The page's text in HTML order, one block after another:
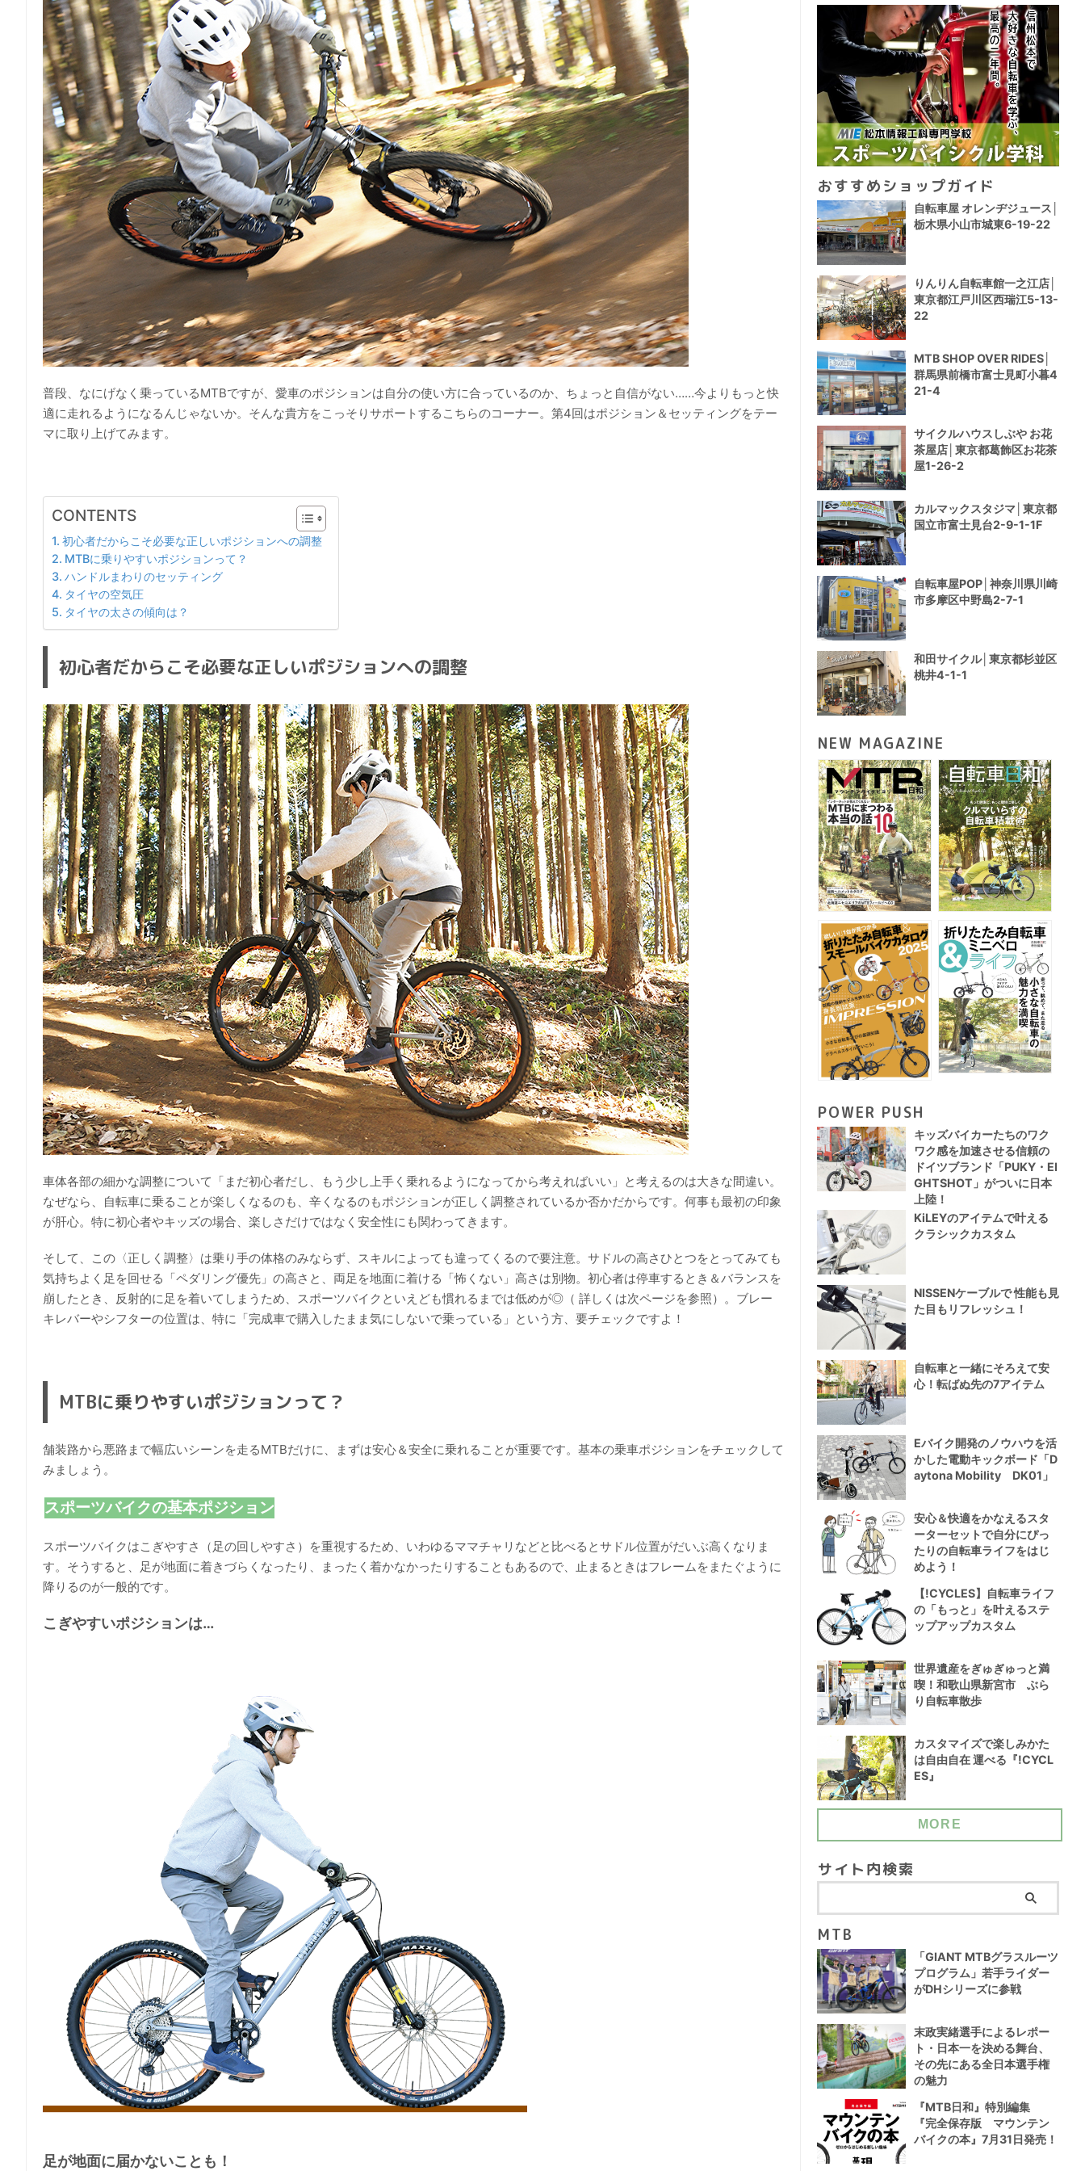
普段、なにげなく乗っているMTBですが、愛車のポジションは自分の使い方に合っているのか、ちょっと自信がない……今よりもっと快
適に走れるようになるんじゃないか。そんな貴方をこっそりサポートするこちらのコーナー。第4回はポジション＆セッティングをテー
マに取り上げてみます。
CONTENTS
初心者だからこそ必要な正しいポジションへの調整
MTBに乗りやすいポジションって？
ハンドルまわりのセッティング
タイヤの空気圧
タイヤの太さの傾向は？
初心者だからこそ必要な正しいポジションへの調整
車体各部の細かな調整について「まだ初心者だし、もう少し上手く乗れるようになってから考えればいい」と考えるのは大きな間違い。
なぜなら、自転車に乗ることが楽しくなるのも、辛くなるのもポジションが正しく調整されているか否かだからです。何事も最初の印象
が肝心。特に初心者やキッズの場合、楽しさだけではなく安全性にも関わってきます。
そして、この〈正しく調整〉は乗り手の体格のみならず、スキルによっても違ってくるので要注意。サドルの高さひとつをとってみても
気持ちよく足を回せる「ペダリング優先」の高さと、両足を地面に着ける「怖くない」高さは別物。初心者は停車するとき＆バランスを
崩したとき、反射的に足を着いてしまうため、スポーツバイクといえども慣れるまでは低めが◎（ 詳しくは次ページを参照）。ブレー
キレバーやシフターの位置は、特に「完成車で購入したまま気にしないで乗っている」という方、要チェックですよ！
MTBに乗りやすいポジションって？
舗装路から悪路まで幅広いシーンを走るMTBだけに、まずは安心＆安全に乗れることが重要です。基本の乗車ポジションをチェックして
みましょう。
スポーツバイクの基本ポジション
スポーツバイクはこぎやすさ（足の回しやすさ）を重視するため、いわゆるママチャリなどと比べるとサドル位置がだいぶ高くなりま
す。そうすると、足が地面に着きづらくなったり、まったく着かなかったりすることもあるので、止まるときはフレームをまたぐように
降りるのが一般的です。
こぎやすいポジションは…
足が地面に届かないことも！
おすすめショップガイド
自転車屋 オレンヂジュース│
栃木県小山市城東6-19-22
りんりん自転車館一之江店│
東京都江戸川区西瑞江5-13-
22
MTB SHOP OVER RIDES│
群馬県前橋市富士見町小暮4
21-4
サイクルハウスしぶや お花
茶屋店│東京都葛飾区お花茶
屋1-26-2
カルマックスタジマ│東京都
国立市富士見台2-9-1-1F
自転車屋POP│神奈川県川崎
市多摩区中野島2-7-1
和田サイクル│東京都杉並区
桃井4-1-1
NEW MAGAZINE
POWER PUSH
キッズバイカーたちのワク
ワク感を加速させる信頼の
ドイツブランド「PUKY・EI
GHTSHOT」がついに日本
上陸！
KiLEYのアイテムで叶える
クラシックカスタム
NISSENケーブルで 性能も見
た目もリフレッシュ！
自転車と一緒にそろえて安
心！転ばぬ先の7アイテム
Eバイク開発のノウハウを活
かした電動キックボード「D
aytona Mobility DK01」
安心＆快適をかなえるスタ
ーターセットで自分にぴっ
たりの自転車ライフをはじ
めよう！
【!CYCLES】自転車ライフ
の「もっと」を叶えるステ
ップアップカスタム
世界遺産をぎゅぎゅっと満
喫！和歌山県新宮市 ぶら
り自転車散歩
カスタマイズで楽しみかた
は自由自在 運べる『!CYCL
ES』
MORE
サイト内検索
MTB
「GIANT MTBグラスルーツ
プログラム」若手ライダー
がDHシリーズに参戦
末政実緒選手によるレポー
ト・日本一を決める舞台、
その先にある全日本選手権
の魅力
『MTB日和』特別編集
『完全保存版 マウンテン
バイクの本』7月31日発売！